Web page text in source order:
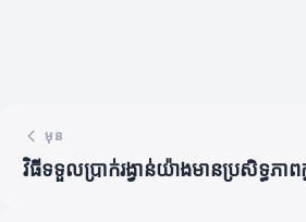
មុន
វិធីទទួលប្រាក់រង្វាន់យ៉ាងមានប្រសិទ្ធភាពក្